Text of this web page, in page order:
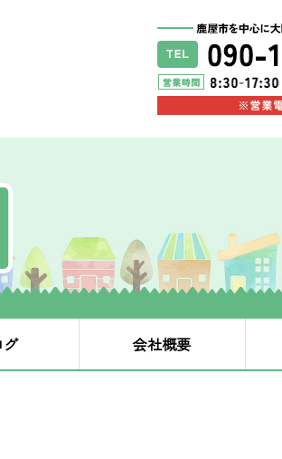
グ 会社概要